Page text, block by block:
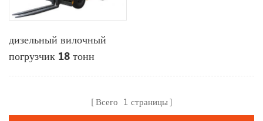
дизельный вилочный
погрузчик 18 тонн
Всего 1 страницы